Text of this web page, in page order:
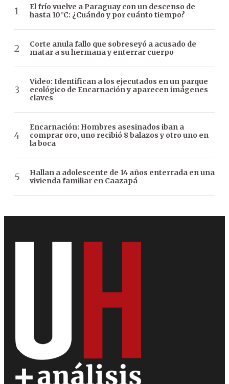
El frío vuelve a Paraguay con un descenso de
hasta 10°C: ¿Cuándo y por cuánto tiempo?
Corte anula fallo que sobreseyó a acusado de
matar a su hermana y enterrar cuerpo
Video: Identifican a los ejecutados en un parque
ecológico de Encarnación y aparecen imágenes
claves
Encarnación: Hombres asesinados iban a
comprar oro, uno recibió 8 balazos y otro uno en
la boca
Hallan a adolescente de 14 años enterrada en una
vivienda familiar en Caazapá